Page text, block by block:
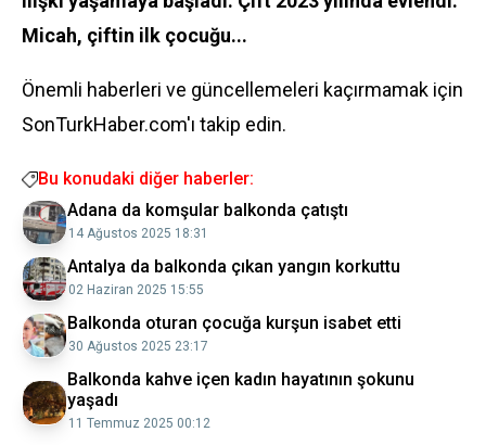
Micah, çiftin ilk çocuğu...
Önemli haberleri ve güncellemeleri kaçırmamak için
SonTurkHaber.com'ı takip edin.
Bu konudaki diğer haberler:
Adana da komşular balkonda çatıştı
14 Ağustos 2025 18:31
Antalya da balkonda çıkan yangın korkuttu
02 Haziran 2025 15:55
Balkonda oturan çocuğa kurşun isabet etti
30 Ağustos 2025 23:17
Balkonda kahve içen kadın hayatının şokunu
yaşadı
11 Temmuz 2025 00:12